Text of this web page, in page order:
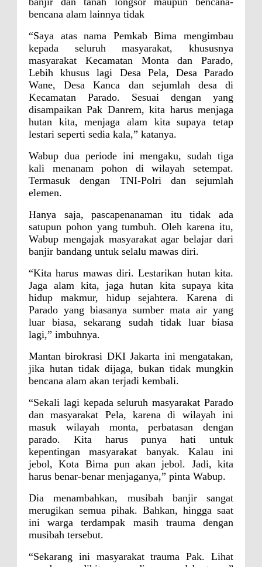
bencana alam lainnya tidak
“Saya atas nama Pemkab Bima mengimbau
kepada seluruh masyarakat, khususnya
masyarakat Kecamatan Monta dan Parado,
Lebih khusus lagi Desa Pela, Desa Parado
Wane, Desa Kanca dan sejumlah desa di
Kecamatan Parado. Sesuai dengan yang
disampaikan Pak Danrem, kita harus menjaga
hutan kita, menjaga alam kita supaya tetap
lestari seperti sedia kala,” katanya.
Wabup dua periode ini mengaku, sudah tiga
kali menanam pohon di wilayah setempat.
Termasuk dengan TNI-Polri dan sejumlah
elemen.
Hanya saja, pascapenanaman itu tidak ada
satupun pohon yang tumbuh. Oleh karena itu,
Wabup mengajak masyarakat agar belajar dari
banjir bandang untuk selalu mawas diri.
“Kita harus mawas diri. Lestarikan hutan kita.
Jaga alam kita, jaga hutan kita supaya kita
hidup makmur, hidup sejahtera. Karena di
Parado yang biasanya sumber mata air yang
luar biasa, sekarang sudah tidak luar biasa
lagi,” imbuhnya.
Mantan birokrasi DKI Jakarta ini mengatakan,
jika hutan tidak dijaga, bukan tidak mungkin
bencana alam akan terjadi kembali.
“Sekali lagi kepada seluruh masyarakat Parado
dan masyarakat Pela, karena di wilayah ini
masuk wilayah monta, perbatasan dengan
parado. Kita harus punya hati untuk
kepentingan masyarakat banyak. Kalau ini
jebol, Kota Bima pun akan jebol. Jadi, kita
harus benar-benar menjaganya,” pinta Wabup.
Dia menambahkan, musibah banjir sangat
merugikan semua pihak. Bahkan, hingga saat
ini warga terdampak masih trauma dengan
musibah tersebut.
“Sekarang ini masyarakat trauma Pak. Lihat